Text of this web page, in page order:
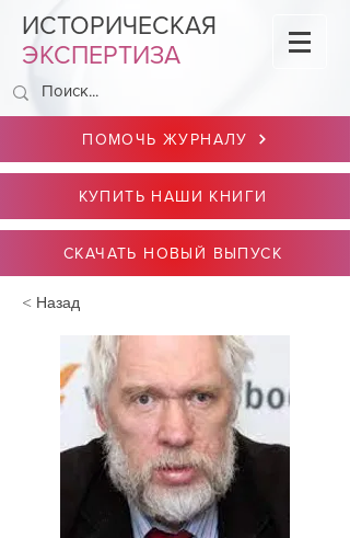
ИСТОРИЧЕСКАЯ
ЭКСПЕРТИЗА
ПОМОЧЬ ЖУРНАЛУ
КУПИТЬ НАШИ КНИГИ
СКАЧАТЬ НОВЫЙ ВЫПУСК
< Назад